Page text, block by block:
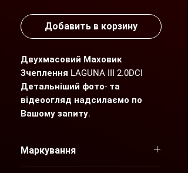
Добавить в корзину
Двухмасовий Маховик
Зчеплення LAGUNA III 2.0DCI
Детальніший фото- та
відеоогляд надсилаємо по
Вашому запиту.
автомобілів Renault, які
Маркування